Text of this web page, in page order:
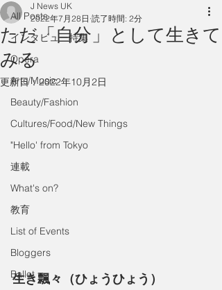
All Posts
インタビュー特集
Opera
Arts/Music
Beauty/Fashion
Cultures/Food/New Things
"Hello' from Tokyo
連載
What's on?
教育
List of Events
Bloggers
Ballet
ただ「自分」として生きて
みる
J News UK
2022年7月28日 読了時間: 2分
更新日：2022年10月2日
生き飄々（ひょうひょう）